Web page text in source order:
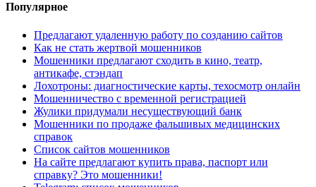
Популярное
Предлагают удаленную работу по созданию сайтов
Как не стать жертвой мошенников
Мошенники предлагают сходить в кино, театр,
антикафе, стэндап
Лохотроны: диагностические карты, техосмотр онлайн
Мошенничество с временной регистрацией
Жулики придумали несуществующий банк
Мошенники по продаже фальшивых медицинских
справок
Список сайтов мошенников
На сайте предлагают купить права, паспорт или
справку? Это мошенники!